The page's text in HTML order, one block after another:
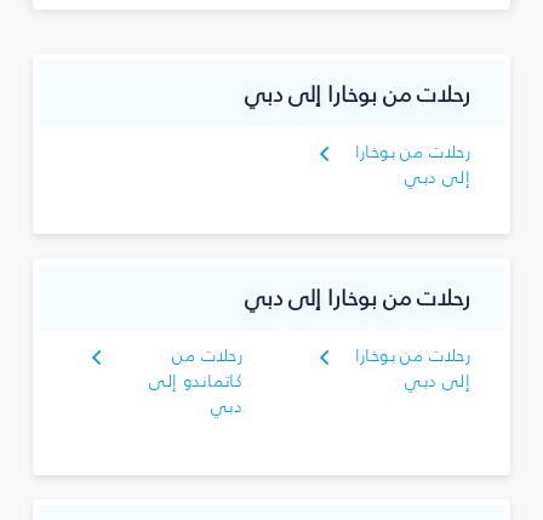
رحلات من بوخارا إلى دبي
رحلات من بوخارا
إلى دبي
رحلات من بوخارا إلى دبي
رحلات من بوخارا
إلى دبي
رحلات من
كاتماندو إلى
دبي